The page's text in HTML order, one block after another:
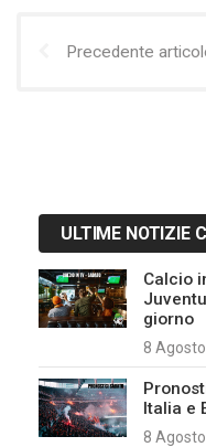
Precedente
ULTIME NOTIZIE
Calcio
giorno
8
Italia e
8